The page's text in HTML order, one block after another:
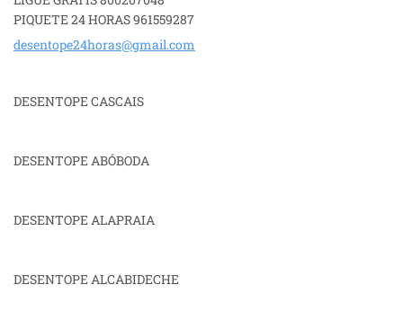
PIQUETE 24 HORAS 961559287
desentope24horas@gmail.com
DESENTOPE CASCAIS
DESENTOPE ABÓBODA
DESENTOPE ALAPRAIA
DESENTOPE ALCABIDECHE